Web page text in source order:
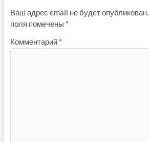
Ваш адрес email не будет опубликован.
поля помечены *
Комментарий *